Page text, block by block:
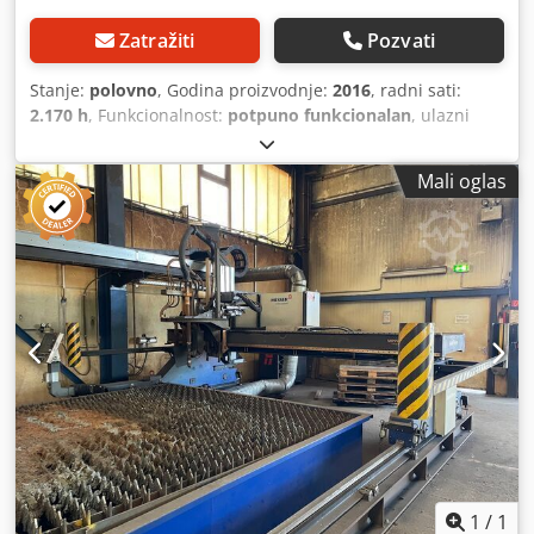
Zatražiti Pozvati
Stanje: polovno, Godina proizvodnje: 2016, radni sati:
2.170 h, Funkcionalnost: potpuno funkcionalan, ulazni
, ukupna širina:3.880 mm
3.100 mm, ulazna struja:160 A, Oprema:
dokumentacija/priručnik
, MGM Omnicut Star 3100 CNC
plasma mašina za sečenje Proizvođač: MGM Model:
Omnicut Star 3100 Godina proizvodnje: 2016 Radni sati:
oko 2.100 sati Na prodaju je dobro održavana MGM
Omnicut Star 3100 CNC plasma mašina za sečenje,
proizvedena 2016. godine, sa svega oko 2.100 radnih sati.
Mašina je u dobrom tehničkom stanju i spremna je za
upotrebu. Oprema: CNC plasma mašina za sečenje MGM
Omnicut Star 3100 Godina proizvodnje 2016 Oko 2.100
radnih sati Plasma izvor: Kjellberg HiFocus 161i neo
Dodatni automatski gorionik za ekonomično termo-sečenje
Precizna obrada čelika, nerđajućeg čelika i aluminijuma
Robusna konstrukcija mašine za industrijsku upotrebu
Kombinacija moćnog Kjellberg HiFocus 161i neo i
Mali oglas
1 / 1